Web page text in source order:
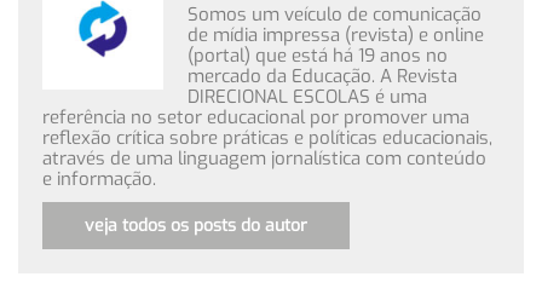
Somos um veículo de comunicação
de mídia impressa (revista) e online
(portal) que está há 19 anos no
mercado da Educação. A Revista
DIRECIONAL ESCOLAS é uma
referência no setor educacional por promover uma
reflexão crítica sobre práticas e políticas educacionais,
através de uma linguagem jornalística com conteúdo
e informação.
veja todos os posts do autor